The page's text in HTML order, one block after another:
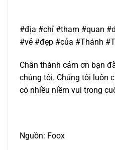
#địa #chỉ #tham #quan
#vẻ #đẹp #của #Thánh
Chân thành cảm ơn bạn
chúng tôi. Chúng tôi luôn
có nhiều niềm vui trong
Nguồn: Foox